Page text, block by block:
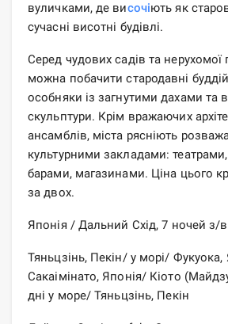
вуличками, де височіють як
сучасні висотні будівлі.
Серед чудових садів та нерухомої
можна побачити стародавні
особняки із загнутими дахами та
скульптури. Крім вражаючих
ансамблів, міста рясніють
культурними закладами:
барами, магазинами. Ціна цього
за двох.
Японія / Дальний Схід, 7 ночей з/
Тяньцзінь, Пекін/ у морі/ Фукуока,
Сакаімінато, Японія/ Кіото
дні у море/ Тяньцзінь, Пекін